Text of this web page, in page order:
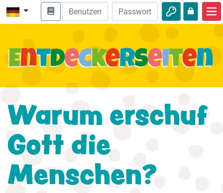
Bibel entdecken
Natur
Abenteuer
Warum erschuf
Gott die
Menschen?